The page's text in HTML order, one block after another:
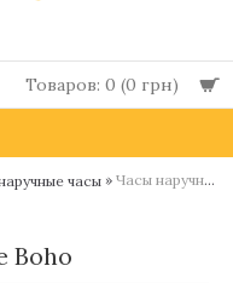
Товаров: 0 (0 грн)
часы » Часы наручные женские Boho
Boho